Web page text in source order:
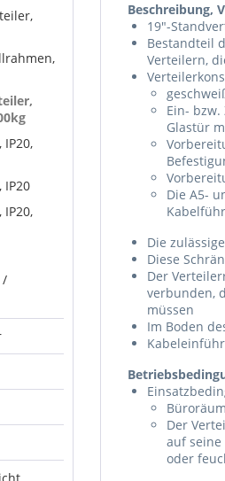
IP20,
IP20
IP20,
/
Beschreibung,
19"-
Bestandteil
Verteilern,
Ein-
Glastür
Die A5-
Die
Diese
Der
verbunden,
müssen
Im Boden
Der
auf
oder